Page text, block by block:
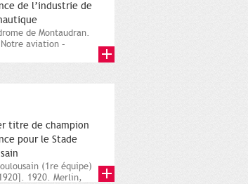
de l’industrie de
de Montaudran.
Notre aviation –
titre de champion
pour le Stade
(1re équipe)
1920. Merlin,